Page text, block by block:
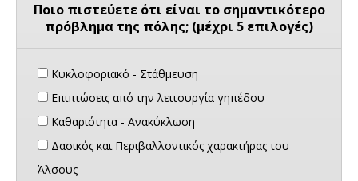
Ποιο πιστεύετε ότι είναι το σημαντικότερο
πρόβλημα της πόλης; (μέχρι 5 επιλογές)
Κυκλοφοριακό - Στάθμευση
Επιπτώσεις από την λειτουργία γηπέδου
Καθαριότητα - Ανακύκλωση
Δασικός και Περιβαλλοντικός χαρακτήρας του
Άλσους